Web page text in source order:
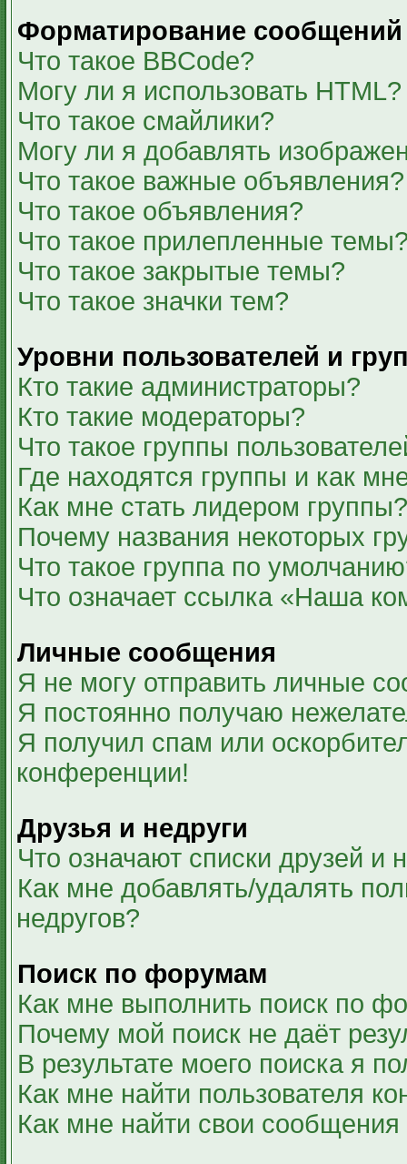
Форматирование
Что такое BBCode?
Могу ли я использовать HTML?
Что такое смайлики?
Могу ли я добавлять
Что такое важные объявления?
Что такое объявления?
Что такое прилепленные
Что такое закрытые темы?
Что такое значки тем?
Уровни пользователей и
Кто такие администраторы?
Кто такие модераторы?
Что такое группы
Где находятся группы и как
Как мне стать лидером группы?
Почему названия некоторых
Что такое группа по
Что означает ссылка «Наша
Личные сообщения
Я не могу отправить личные
Я постоянно получаю
Я получил спам или
конференции!
Друзья и недруги
Что означают списки друзей и
Как мне добавлять/удалять
недругов?
Поиск по форумам
Как мне выполнить поиск по
Почему мой поиск не даёт
В результате моего поиска я
Как мне найти пользователя
Как мне найти свои